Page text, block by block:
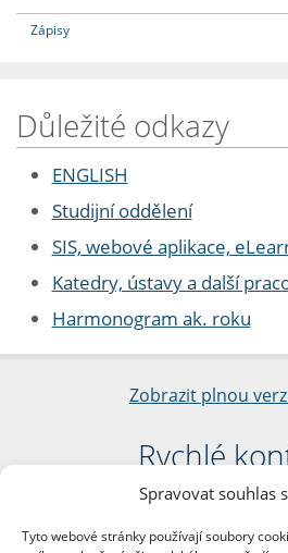
Spravovat souhlas
Tyto webové stránky používají soubory
Zápisy
Důležité odkazy
ENGLISH
Studijní oddělení
SIS, webové aplikace,
Katedry, ústavy a další
Harmonogram ak. roku
Zobrazit plnou
Rychlé
Filozofická
nám. Jana